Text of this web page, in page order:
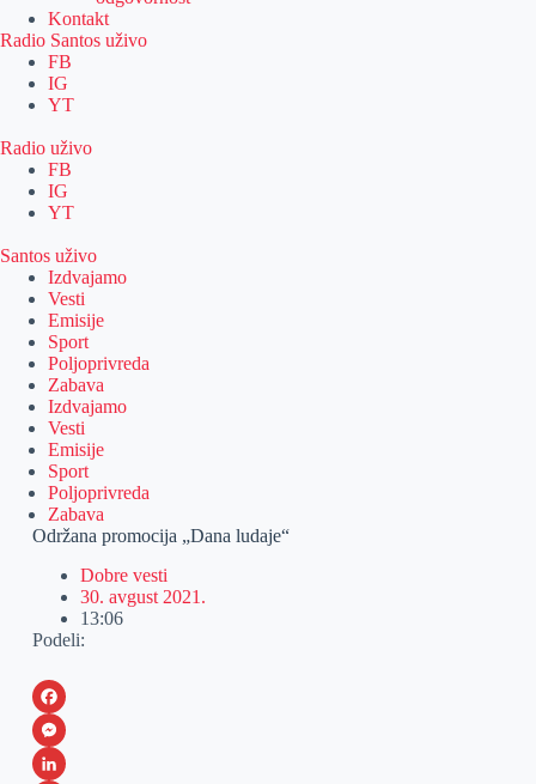
Kontakt
Radio Santos uživo
FB
IG
YT
Radio uživo
FB
IG
YT
Santos uživo
Izdvajamo
Vesti
Emisije
Sport
Poljoprivreda
Zabava
Izdvajamo
Vesti
Emisije
Sport
Poljoprivreda
Zabava
Održana promocija „Dana ludaje“
Dobre vesti
30. avgust 2021.
13:06
Podeli:
F
aM